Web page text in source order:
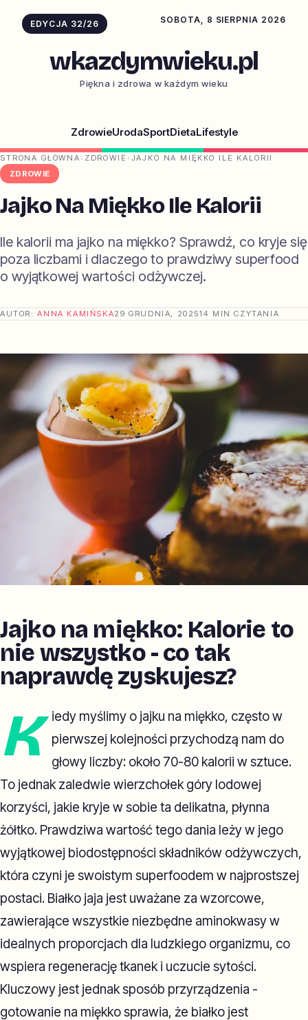
EDYCJA 32/26 SOBOTA, 8 SIERPNIA 2026
wkazdymwieku.pl
Piękna i zdrowa w każdym wieku
ZdrowieUrodaSportDietaLifestyle
STRONA GŁÓWNA › ZDROWIE › JAJKO NA MIĘKKO ILE KALORII
ZDROWIE
Jajko Na Miękko Ile Kalorii
Ile kalorii ma jajko na miękko? Sprawdź, co kryje się
poza liczbami i dlaczego to prawdziwy superfood
o wyjątkowej wartości odżywczej.
AUTOR:ANNA KAMIŃSKA29 GRUDNIA, 202514 MIN CZYTANIA
Jajko na miękko: Kalorie to
nie wszystko - co tak
naprawdę zyskujesz?
K
iedy myślimy o jajku na miękko, często w
pierwszej kolejności przychodzą nam do
głowy liczby: około 70-80 kalorii w sztuce.
To jednak zaledwie wierzchołek góry lodowej
korzyści, jakie kryje w sobie ta delikatna, płynna
żółtko. Prawdziwa wartość tego dania leży w jego
wyjątkowej biodostępności składników odżywczych,
która czyni je swoistym superfoodem w najprostszej
postaci. Białko jaja jest uważane za wzorcowe,
zawierające wszystkie niezbędne aminokwasy w
idealnych proporcjach dla ludzkiego organizmu, co
wspiera regenerację tkanek i uczucie sytości.
Kluczowy jest jednak sposób przyrządzenia -
gotowanie na miękko sprawia, że białko jest